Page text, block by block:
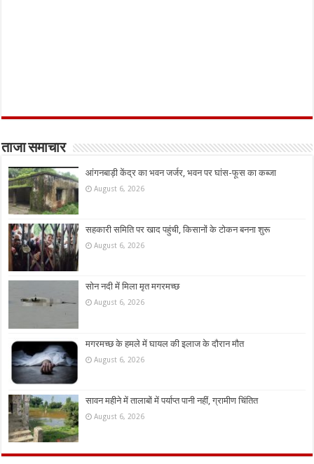
ताजा समाचार
आंगनबाड़ी केंद्र का भवन जर्जर, भवन पर घांस-फूस का कब्जा
August 6, 2026
सहकारी समिति पर खाद पहुंची, किसानों के टोकन बनना शुरू
August 6, 2026
सोन नदी में मिला मृत मगरमच्छ
August 6, 2026
मगरमच्छ के हमले में घायल की इलाज के दौरान मौत
August 6, 2026
सावन महीने में तालाबों में पर्याप्त पानी नहीं, ग्रामीण चिंतित
August 6, 2026